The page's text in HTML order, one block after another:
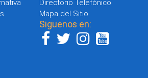
Directorio Telefónico
Mapa del Sitio
Siguenos en: